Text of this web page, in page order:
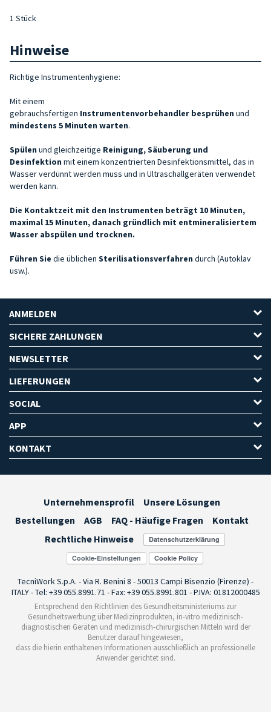
1 Stück
Hinweise
Richtige Instrumentenhygiene:
Mit einem
gebrauchsfertigen Instrumentenvorbehandler besprühen und
mindestens 5 Minuten warten.
Spülen und gleichzeitige Reinigung, Säuberung und
Desinfektion mit einem konzentrierten Desinfektionsmittel, das in
Wasser verdünnt werden muss und in Ultraschallgeräten verwendet
werden kann.
Die Kontaktzeit mit den Instrumenten beträgt 10 Minuten,
maximal 15 Minuten, danach gründlich mit entmineralisiertem
Wasser abspülen und trocknen.
Führen Sie die üblichen Sterilisationsverfahren durch (Autoklav
usw.).
ANMELDEN
SICHERE ZAHLUNGEN
NEWSLETTER
LIEFERUNGEN
SOCIAL
APP
KONTAKT
Unternehmensprofil
Unsere Lösungen
Bestellungen
AGB FAQ - Häufige Fragen
Kontakt
Rechtliche Hinweise
Cookie-Einstellungen
TecniWork S.p.A. - Via R. Benini 8 - 50013 Campi Bisenzio (Firenze) -
ITALY - Tel: +39 055.8991.71 - Fax: +39 055.8991.801 - P.IVA: 01812000485
Entsprechend den Richtlinien des Gesundheitsministeriums zur
Gesundheitswerbung über Medizinprodukten, in-vitro medizinisch-
diagnostischen Geräten und medizinisch-chirurgischen Mitteln wird der
Benutzer darauf hingewiesen,
dass die hierin enthaltenen Informationen ausschließlich an professionelle
Anwender gerichtet sind.